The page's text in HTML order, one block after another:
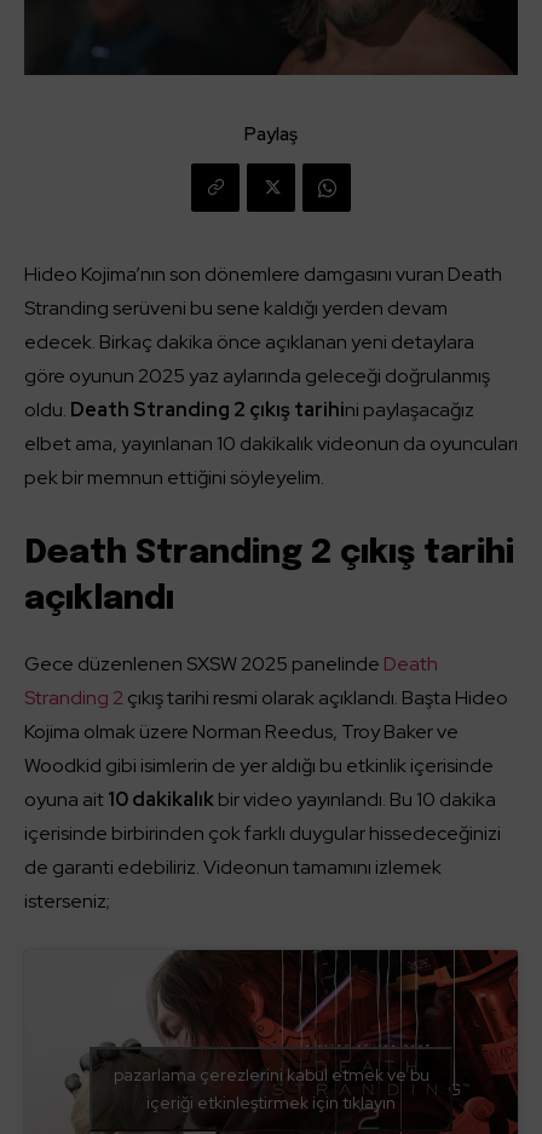
Paylaş
Hideo Kojima’nın son dönemlere damgasını vuran Death
Stranding serüveni bu sene kaldığı yerden devam
edecek. Birkaç dakika önce açıklanan yeni detaylara
göre oyunun 2025 yaz aylarında geleceği doğrulanmış
oldu. Death Stranding 2 çıkış tarihini paylaşacağız
elbet ama, yayınlanan 10 dakikalık videonun da oyuncuları
pek bir memnun ettiğini söyleyelim.
Death Stranding 2 çıkış tarihi
açıklandı
Gece düzenlenen SXSW 2025 panelinde Death
Stranding 2 çıkış tarihi resmi olarak açıklandı. Başta Hideo
Kojima olmak üzere Norman Reedus, Troy Baker ve
Woodkid gibi isimlerin de yer aldığı bu etkinlik içerisinde
oyuna ait10 dakikalıkbir video yayınlandı. Bu 10 dakika
içerisinde birbirinden çok farklı duygular hissedeceğinizi
de garanti edebiliriz. Videonun tamamını izlemek
isterseniz;
pazarlama çerezlerini kabul etmek ve bu
içeriği etkinleştirmek için tıklayın